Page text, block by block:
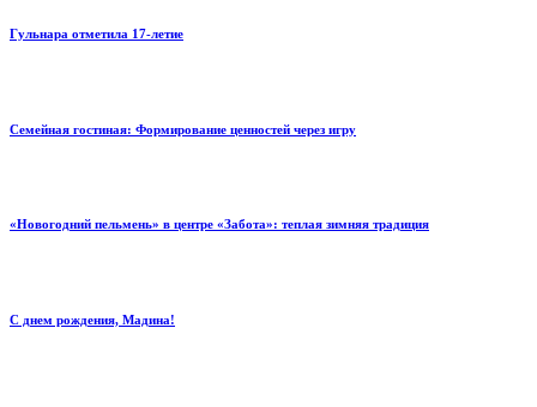
Гульнара отметила 17‑летие
Семейная гостиная: Формирование ценностей через игру
«Новогодний пельмень» в центре «Забота»: теплая зимняя традиция
С днем рождения, Мадина!